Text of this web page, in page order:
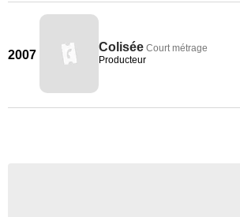
2007
Colisée Court métrage
Producteur